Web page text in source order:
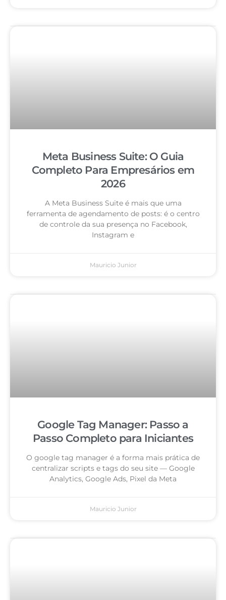
Meta Business Suite: O Guia
Completo Para Empresários em
2026
A Meta Business Suite é mais que uma
ferramenta de agendamento de posts: é o centro
de controle da sua presença no Facebook,
Instagram e
Mauricio Junior
Google Tag Manager: Passo a
Passo Completo para Iniciantes
O google tag manager é a forma mais prática de
centralizar scripts e tags do seu site — Google
Analytics, Google Ads, Pixel da Meta
Mauricio Junior